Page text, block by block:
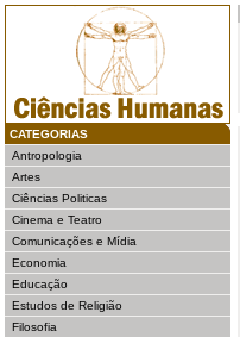
CATEGORIAS
Antropologia
Artes
Ciências Politicas
Cinema e Teatro
Comunicações e Mídia
Economia
Educação
Estudos de Religião
Filosofia